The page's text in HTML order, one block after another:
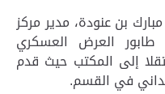
بن عنودة، مدير مركز
العرض العسكري
إلى المكتب حيث قدم
في القسم.